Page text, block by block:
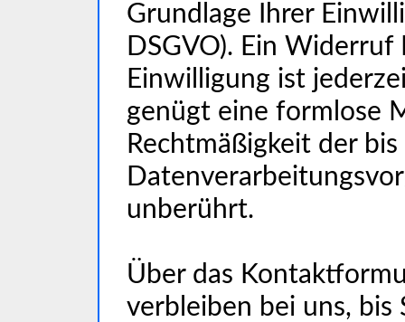
Grundlage Ihrer
DSGVO). Ein
Einwilligung ist
genügt eine formlose
Rechtmäßigkeit der
unberührt.
Über das
verbleiben bei uns, bis